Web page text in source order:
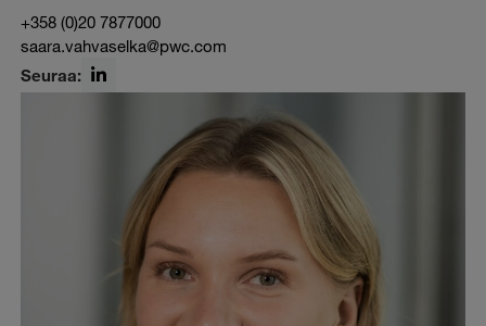
+358 (0)20 7877000
saara.vahvaselka@pwc.com
Seuraa: